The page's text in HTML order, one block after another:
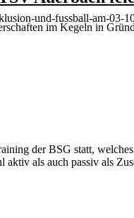
im Kegeln in
und-fussball-am-03-
der BSG statt,
als auch passiv als